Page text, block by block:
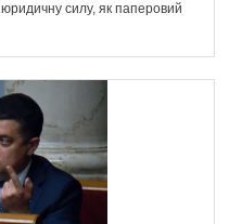
силу, як паперовий